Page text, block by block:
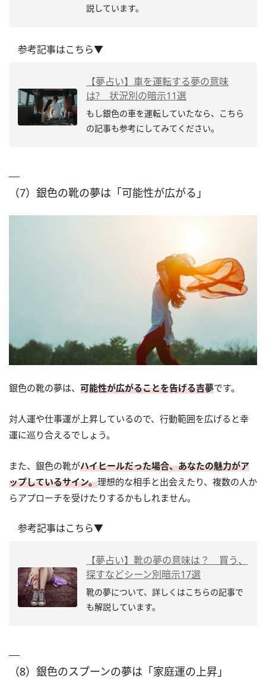
説しています。
参考記事はこちら▼
【夢占い】車を運転する夢の意味
は? 状況別の暗示11選
もし銀色の車を運転していたなら、こちら
の記事も参考にしてみてください。
（7）銀色の靴の夢は「可能性が広がる」
銀色の靴の夢は、 可能性が広がることを告げる吉夢です。
対人運や仕事運が上昇しているので、行動範囲を広げると幸
運に巡り合えるでしょう。
また、銀色の靴がハイヒールだった場合、あなたの魅力がア
ップしているサイン。理想的な相手と出会えたり、複数の人か
らアプローチを受けたりするかもしれません。
参考記事はこちら▼
【夢占い】靴の夢の意味は？ 買う、
探すなどシーン別暗示17選
靴の夢について、詳しくはこちらの記事で
も解説しています。
（8）銀色のスプーンの夢は「家庭運の上昇」